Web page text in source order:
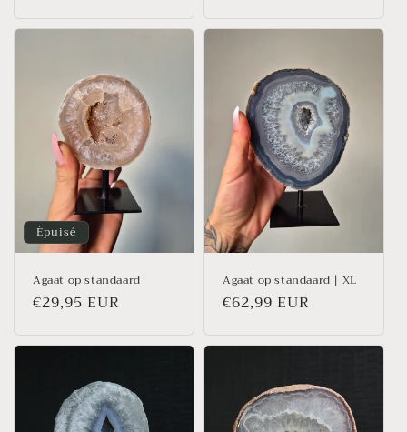
Épuisé
Agaat op standaard
Prix
€29,95 EUR
Agaat op standaard | XL
Prix
€62,99 EUR